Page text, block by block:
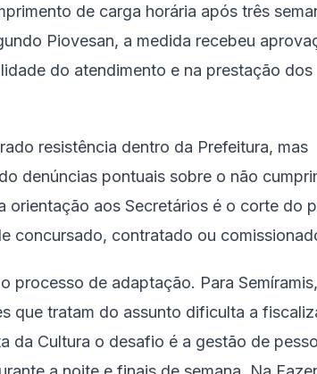
de carga horária após três
Piovesan, a medida recebeu
do atendimento e na prestação dos
resistência dentro da Prefeitura, mas
denúncias pontuais sobre o não
orientação aos Secretários é o corte do
concursado, contratado ou
processo de adaptação. Para
que tratam do assunto dificulta a
da Cultura o desafio é a gestão de